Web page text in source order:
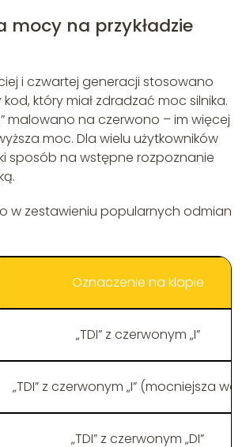
mocy na przykładzie
i czwartej generacji stosowano
który miał zdradzać moc silnika.
malowano na czerwono – im więcej
moc. Dla wielu użytkowników
sposób na wstępne rozpoznanie
w zestawieniu popularnych odmian
Oznaczenie na klapie
„TDI” z czerwonym „I”
„TDI” z czerwonym „I” (mocniejsza
„TDI” z czerwonym „DI”